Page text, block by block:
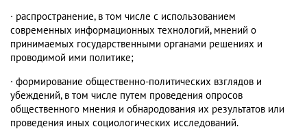
· распространение, в том числе с использованием
современных информационных технологий, мнений о
принимаемых государственными органами решениях и
проводимой ими политике;
· формирование общественно-политических взглядов и
убеждений, в том числе путем проведения опросов
общественного мнения и обнародования их результатов или
проведения иных социологических исследований.